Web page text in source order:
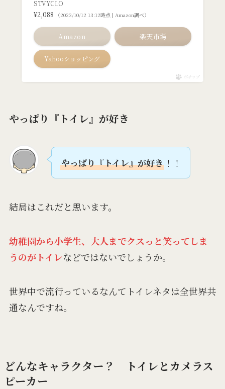
STVYCLO
¥2,088
（2023/10/12 13:12時点 | Amazon調べ）
Amazon 楽天市場
Yahooショッピング
ポチップ
やっぱり『トイレ』が好き
やっぱり『トイレ』が好き！！
結局はこれだと思います。
幼稚園から小学生、大人までクスっと笑ってしま
うのがトイレなどではないでしょうか。
世界中で流行っているなんてトイレネタは全世界共
通なんですね。
どんなキャラクター？ トイレとカメラス
ピーカー